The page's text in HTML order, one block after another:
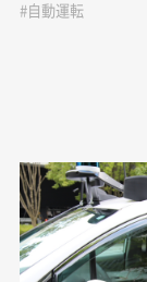
#自動運転